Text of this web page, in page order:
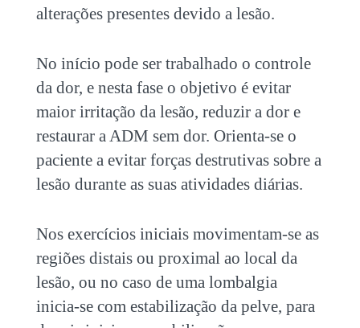
alterações presentes devido a lesão.
No início pode ser trabalhado o controle
da dor, e nesta fase o objetivo é evitar
maior irritação da lesão, reduzir a dor e
restaurar a ADM sem dor. Orienta-se o
paciente a evitar forças destrutivas sobre a
lesão durante as suas atividades diárias.
Nos exercícios iniciais movimentam-se as
regiões distais ou proximal ao local da
lesão, ou no caso de uma lombalgia
inicia-se com estabilização da pelve, para